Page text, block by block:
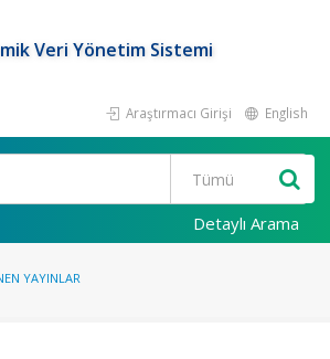
Veri Yönetim Sistemi
Araştırmacı Girişi English
Detaylı Arama
YAYINLAR